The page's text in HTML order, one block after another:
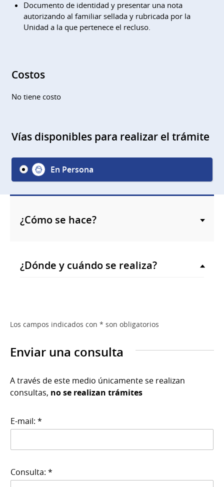
Documento de identidad y presentar una nota
autorizando al familiar sellada y rubricada por la
Unidad a la que pertenece el recluso.
Costos
No tiene costo
Vías disponibles para realizar el trámite
En Persona
¿Cómo se hace?
¿Dónde y cuándo se realiza?
Los campos indicados con * son obligatorios
Enviar una consulta
A través de este medio únicamente se realizan
consultas, no se realizan trámites
E-mail: *
Consulta: *